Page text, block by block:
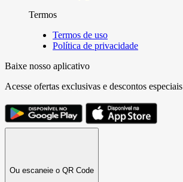
Termos
Termos de uso
Política de privacidade
Baixe nosso aplicativo
Acesse ofertas exclusivas e descontos especiais
Ou escaneie o QR Code